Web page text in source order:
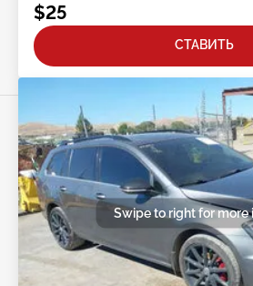
$25
СТАВИТЬ
Swipe to right for more